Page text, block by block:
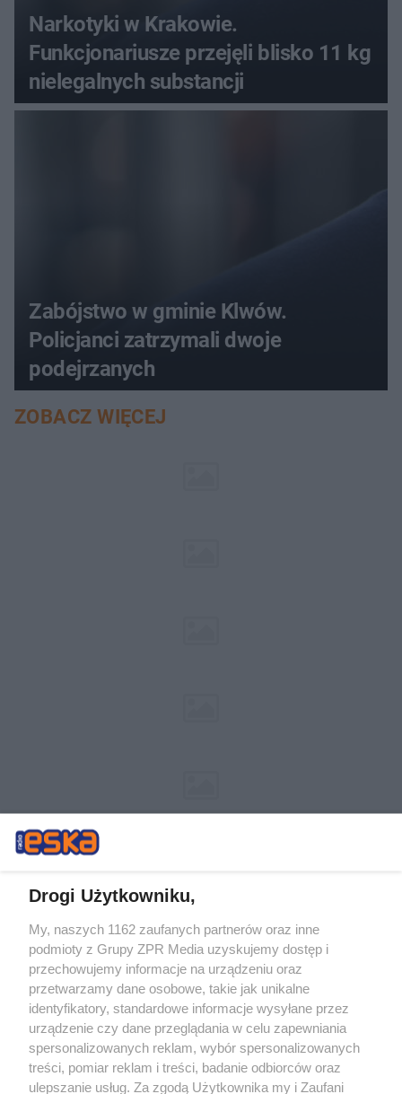
Narkotyki w Krakowie.
Funkcjonariusze przejęli blisko 11 kg
nielegalnych substancji
Zabójstwo w gminie Klwów.
Policjanci zatrzymali dwoje
podejrzanych
ZOBACZ WIĘCEJ
Żaden utwór zamieszczony w serwisie nie może być powielany i
rozpowszechniany lub dalej rozpowszechniany w jakikolwiek sposób (w
tym także elektroniczny lub mechaniczny) na jakimkolwiek polu
eksploatacji w jakiejkolwiek formie, włącznie z umieszczaniem w
Internecie bez pisemnej zgody właściciela praw. Jakiekolwiek użycie lub
wykorzystanie utworów w całości lub w części z naruszeniem prawa,
tzn. bez właściwej zgody, jest zabronione pod groźbą kary i może być
ścigane prawnie.
Drogi Użytkowniku,
My, naszych 1162 zaufanych partnerów oraz inne
podmioty z Grupy ZPR Media uzyskujemy dostęp i
przechowujemy informacje na urządzeniu oraz
przetwarzamy dane osobowe, takie jak unikalne
identyfikatory, standardowe informacje wysyłane przez
urządzenie czy dane przeglądania w celu zapewniania
spersonalizowanych reklam, wybór spersonalizowanych
treści, pomiar reklam i treści, badanie odbiorców oraz
ulepszanie usług. Za zgodą Użytkownika my i Zaufani